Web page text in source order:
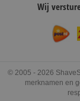
Wij
© 2005 - 2026
merknamen en